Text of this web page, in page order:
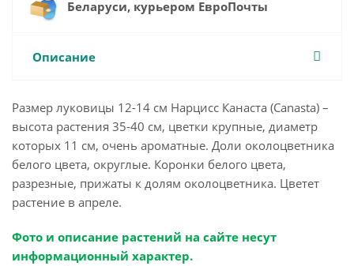
Беларуси, курьером ЕвроПочты
Описание
Размер луковицы 12-14 см Нарцисс Канаста (Canasta) –
высота растения 35-40 см, цветки крупные, диаметр
которых 11 см, очень ароматные. Доли околоцветника
белого цвета, округлые. Коронки белого цвета,
разрезные, прижаты к долям околоцветника. Цветет
растение в апреле.
Фото и описание растений на сайте несут
информационный характер.